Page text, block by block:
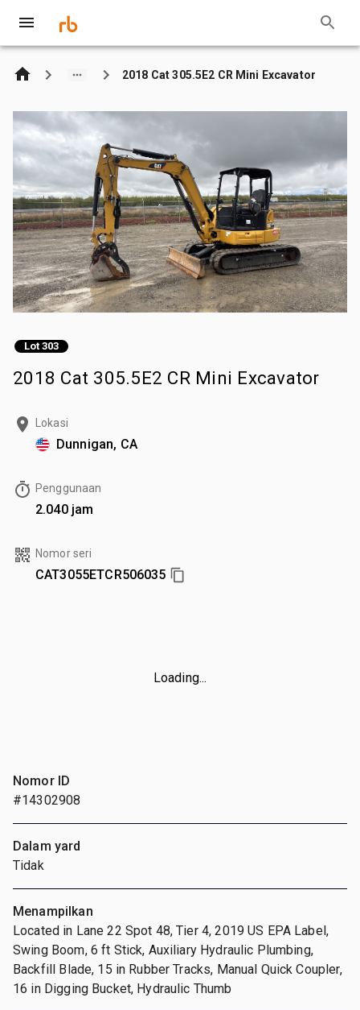
2018 Cat 305.5E2 CR Mini Excavator
Lot 303
2018 Cat 305.5E2 CR Mini Excavator
Lokasi
Dunnigan, CA
Penggunaan
2.040 jam
Nomor seri
CAT3055ETCR506035
Loading...
Nomor ID
#14302908
Dalam yard
Tidak
Menampilkan
Located in Lane 22 Spot 48, Tier 4, 2019 US EPA Label,
Swing Boom, 6 ft Stick, Auxiliary Hydraulic Plumbing,
Backfill Blade, 15 in Rubber Tracks, Manual Quick Coupler,
16 in Digging Bucket, Hydraulic Thumb